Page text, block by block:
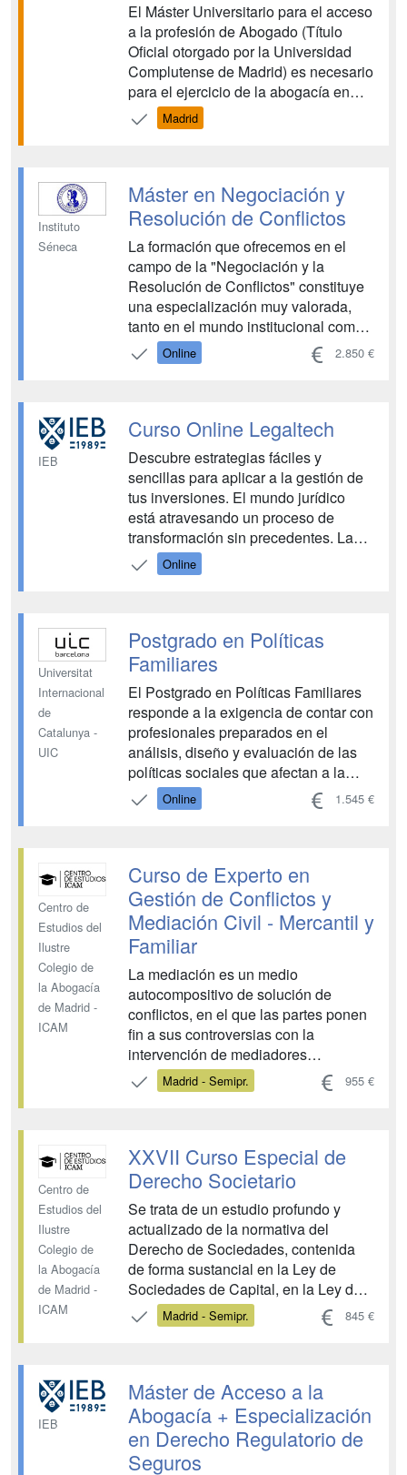
El Máster Universitario para el acceso
a la profesión de Abogado (Título
Oficial otorgado por la Universidad
Complutense de Madrid) es necesario
para el ejercicio de la abogacía en
cualquier país de la Unión Europea.
Además de habilitar para el ejercicio
adquirida durante el grad...
Madrid
Instituto
Séneca
Máster en Negociación y
Resolución de Conflictos
La formación que ofrecemos en el
campo de la "Negociación y la
Resolución de Conflictos" constituye
una especialización muy valorada,
tanto en el mundo institucional como
en el de la consultoría internacional.
En un entorno globalizado, en el que
internacionales, y donde la
Online 2.850 €
IEB
Curso Online Legaltech
Descubre estrategias fáciles y
sencillas para aplicar a la gestión de
tus inversiones. El mundo jurídico
está atravesando un proceso de
transformación sin precedentes. Las
nuevas tecnologías y las
metodologías de trabajo innovadoras
sino a la práctica del derecho y a los
modelos ...
Online
Universitat
Internacional
de
Catalunya -
UIC
Postgrado en Políticas
Familiares
El Postgrado en Políticas Familiares
responde a la exigencia de contar con
profesionales preparados en el
análisis, diseño y evaluación de las
políticas sociales que afectan a la
familia. La erradicación de la pobreza,
la conciliación familia-trabajo y la
El capital so...
Online 1.545 €
Centro de
Estudios del
Ilustre
Colegio de
la Abogacía
de Madrid -
ICAM
Curso de Experto en
Gestión de Conflictos y
Mediación Civil - Mercantil y
Familiar
La mediación es un medio
autocompositivo de solución de
conflictos, en el que las partes ponen
fin a sus controversias con la
intervención de mediadores
profesionales. Para que las
mediaciones surtan los efectos
mediadores cuenten con formación
especifica que reúna determinados
requis...
Madrid - Semipr. 955 €
Centro de
Estudios del
Ilustre
Colegio de
la Abogacía
de Madrid -
ICAM
XXVII Curso Especial de
Derecho Societario
Se trata de un estudio profundo y
actualizado de la normativa del
Derecho de Sociedades, contenida
de forma sustancial en la Ley de
Sociedades de Capital, en la Ley de
Modificaciones Estructurales
(modificada por el reciente Real
Mercantil.El estudio se hará de forma
muy práctica d...
Madrid - Semipr. 845 €
IEB
Máster de Acceso a la
Abogacía + Especialización
en Derecho Regulatorio de
Seguros